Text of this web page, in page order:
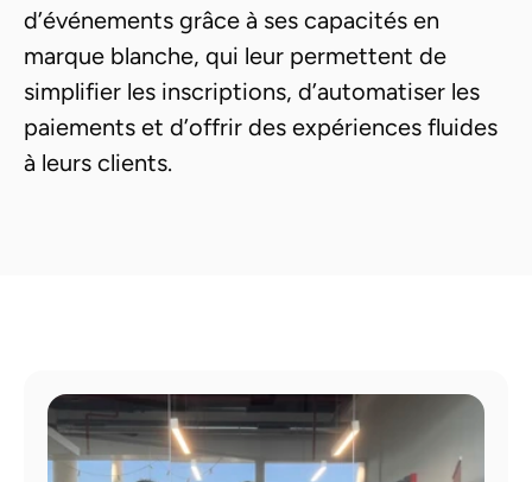
d’événements grâce à ses capacités en
marque blanche, qui leur permettent de
simplifier les inscriptions, d’automatiser les
paiements et d’offrir des expériences fluides
à leurs clients.